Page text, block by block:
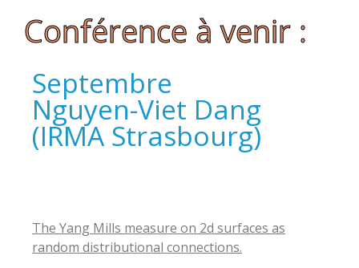
Conférence à venir :
Septembre
Nguyen-Viet Dang
(IRMA Strasbourg)
The Yang Mills measure on 2d surfaces as
random distributional connections.